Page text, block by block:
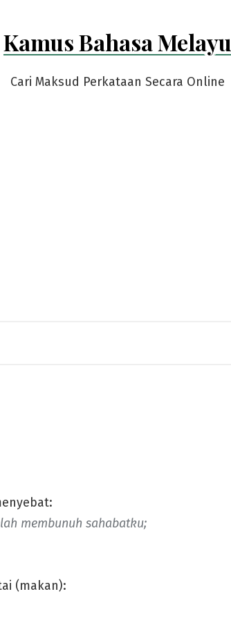
Kamus Bahasa Melayu
Cari Maksud Perkataan Secara Online
membunuh sahabatku;
(makan):